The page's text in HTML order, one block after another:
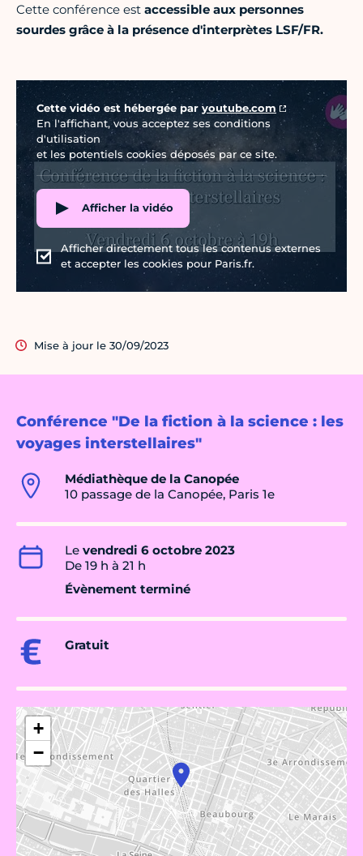
Conférence "De la fiction à la science : les
voyages interstellaires"
Médiathèque de la Canopée
10 passage de la Canopée, Paris 1e
Le vendredi 6 octobre 2023
De 19 h à 21 h
Évènement terminé
Gratuit
+
−
Cette conférence est accessible aux personnes
sourdes grâce à la présence d'interprètes LSF/FR.
Vidéo Youtube
Cette vidéo est hébergée par youtube.com
En l'affichant, vous acceptez ses conditions
d'utilisation
et les potentiels cookies déposés par ce site.
Afficher la vidéo
Afficher directement tous les contenus externes
et accepter les cookies pour Paris.fr.
Mise à jour le 30/09/2023